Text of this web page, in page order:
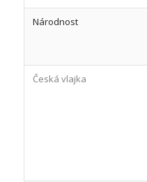
Národnost
Česká vlajka